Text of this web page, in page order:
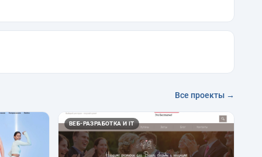
Все проекты →
ВЕБ-РАЗРАБОТКА И IT